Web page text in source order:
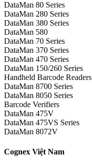
DataMan 80 Series
DataMan 280 Series
DataMan 380 Series
DataMan 580
DataMan 70 Series
DataMan 370 Series
DataMan 470 Series
DataMan 150/260 Series
Handheld Barcode Readers
DataMan 8700 Series
DataMan 8050 Series
Barcode Verifiers
DataMan 475V
DataMan 475VS Series
DataMan 8072V
Cognex Việt Nam